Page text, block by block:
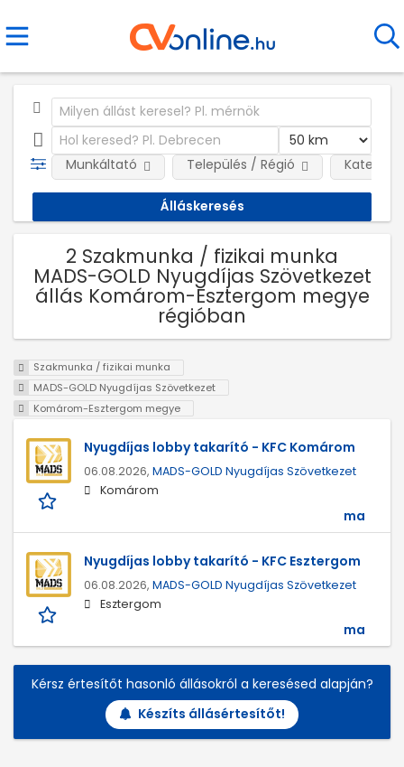
Munkáltató Település / Régió
2 Szakmunka / fizikai munka
MADS-GOLD Nyugdíjas Szövetkezet
állás Komárom-Esztergom megye
régióban
Szakmunka / fizikai munka
MADS-GOLD Nyugdíjas Szövetkezet
Komárom-Esztergom megye
Nyugdíjas lobby takarító - KFC Komárom
06.08.2026, MADS-GOLD Nyugdíjas Szövetkezet
Komárom
ma
Nyugdíjas lobby takarító - KFC Esztergom
06.08.2026, MADS-GOLD Nyugdíjas Szövetkezet
Esztergom
ma
Kérsz értesítőt hasonló állásokról a keresésed alapján?
Készíts állásértesítőt!